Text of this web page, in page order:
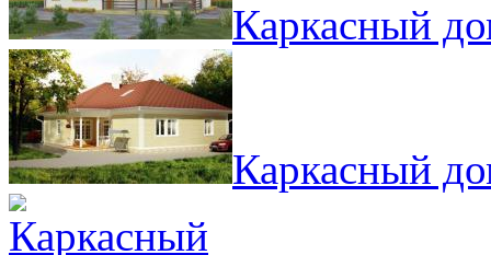
Каркасный
Каркасный